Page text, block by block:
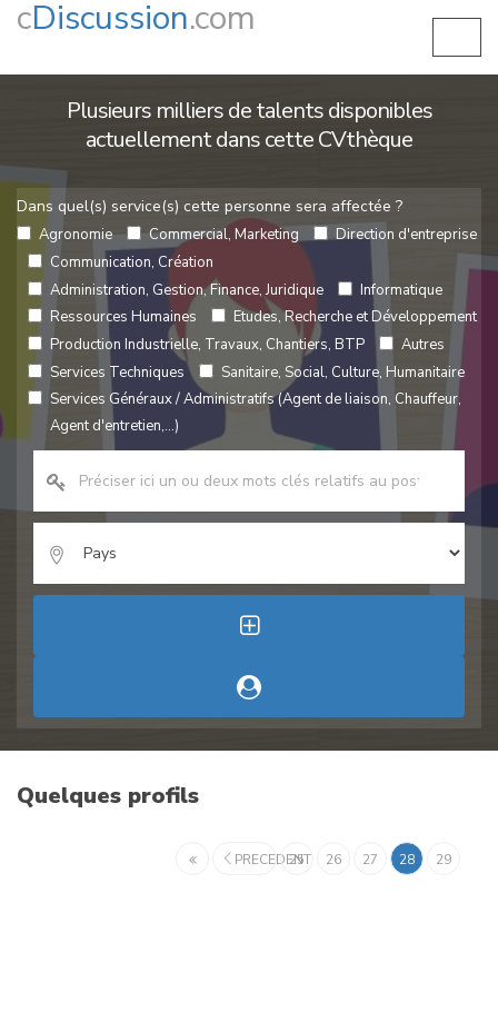
cDiscussion.com
Plusieurs milliers de talents disponibles
actuellement dans cette CVthèque
Dans quel(s) service(s) cette personne sera affectée ?
Agronomie Commercial, Marketing
Direction d'entreprise
Communication, Création
Administration, Gestion, Finance, Juridique
Informatique
Ressources Humaines
Etudes, Recherche et Développement
Production Industrielle, Travaux, Chantiers, BTP
Autres
Services Techniques
Sanitaire, Social, Culture, Humanitaire
Services Généraux / Administratifs (Agent de liaison, Chauffeur,
Agent d'entretien,...)
Quelques profils
PRECEDENT
25 26 27 28 29